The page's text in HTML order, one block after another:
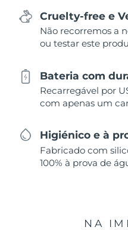
Cruelty-free e
Não recorremos a
ou testar este
Bateria com
Recarregável por
com apenas um
Higiénico e à
Fabricado com
100% à prova de
NA